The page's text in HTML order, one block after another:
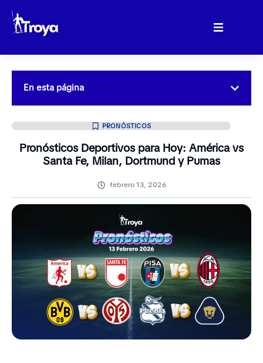
En esta página
PRONÓSTICOS
Pronósticos Deportivos para Hoy: América vs
Santa Fe, Milan, Dortmund y Pumas
febrero 13, 2026